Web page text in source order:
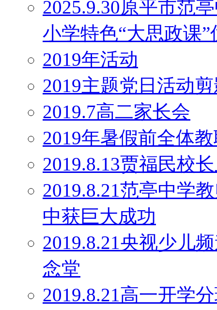
2025.9.30原平市范
小学特色“大思政课
2019年活动
2019主题党日活动
2019.7高二家长会
2019年暑假前全体
2019.8.13贾福民校
2019.8.21范亭中学
中获巨大成功
2019.8.21央视少儿
念堂
2019.8.21高一开学